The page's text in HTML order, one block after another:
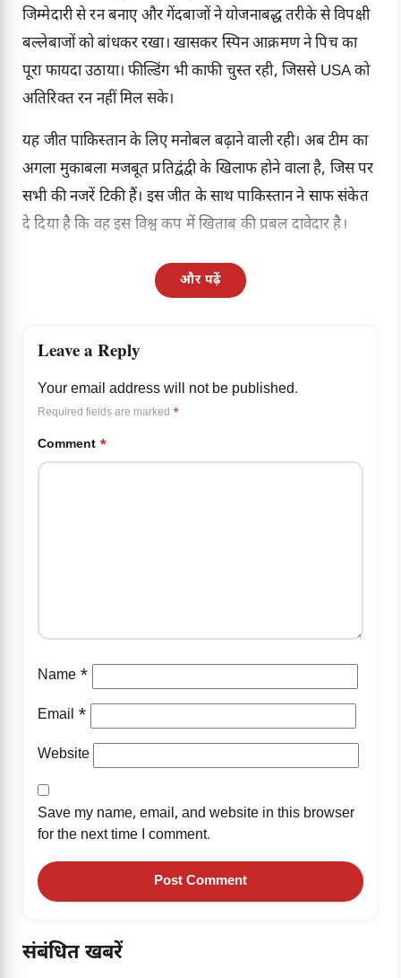
जिम्मेदारी से रन बनाए और गेंदबाजों ने योजनाबद्ध तरीके से विपक्षी
बल्लेबाजों को बांधकर रखा। खासकर स्पिन आक्रमण ने पिच का
पूरा फायदा उठाया। फील्डिंग भी काफी चुस्त रही, जिससे USA को
अतिरिक्त रन नहीं मिल सके।
यह जीत पाकिस्तान के लिए मनोबल बढ़ाने वाली रही। अब टीम का
अगला मुकाबला मजबूत प्रतिद्वंद्वी के खिलाफ होने वाला है, जिस पर
सभी की नजरें टिकी हैं। इस जीत के साथ पाकिस्तान ने साफ संकेत
दे दिया है कि वह इस विश्व कप में खिताब की प्रबल दावेदार है।
और पढ़ें
Leave a Reply
Your email address will not be published.
Required fields are marked *
Comment *
Name *
Email *
Website
Save my name, email, and website in this browser
for the next time I comment.
संबंधित खबरें